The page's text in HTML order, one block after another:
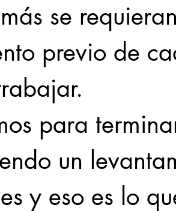
se
previo de
para
un
y eso es lo